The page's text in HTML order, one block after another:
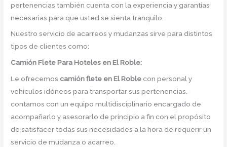
pertenencias también cuenta con la experiencia y garantías
necesarias para que usted se sienta tranquilo.
Nuestro servicio de acarreos y mudanzas sirve para distintos
tipos de clientes como:
CamiónFlete Para Hoteles en El Roble:
Le ofrecemos camión flete enEl Roble con personal y
vehículos idóneos para transportar sus pertenencias,
contamos con un equipo multidisciplinario encargado de
acompañarlo y asesorarlo de principio a fin con el propósito
de satisfacer todas sus necesidades a la hora de requerir un
servicio de mudanza o acarreo.